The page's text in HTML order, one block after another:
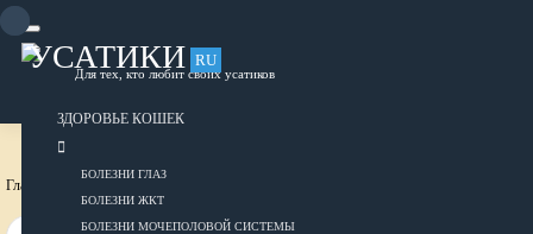
Skip
to
contentУСАТИКИ RU
Для тех, кто любит своих усатиков
РАЗМЕСТИТЬ ОБЪЯВЛЕНИЕ
ЗДОРОВЬЕ КОШЕК
БОЛЕЗНИ ГЛАЗ
БОЛЕЗНИ ЖКТ
БОЛЕЗНИ МОЧЕПОЛОВОЙ СИСТЕМЫ
ОБЪЯВЛЕНИЯ
Главная страница